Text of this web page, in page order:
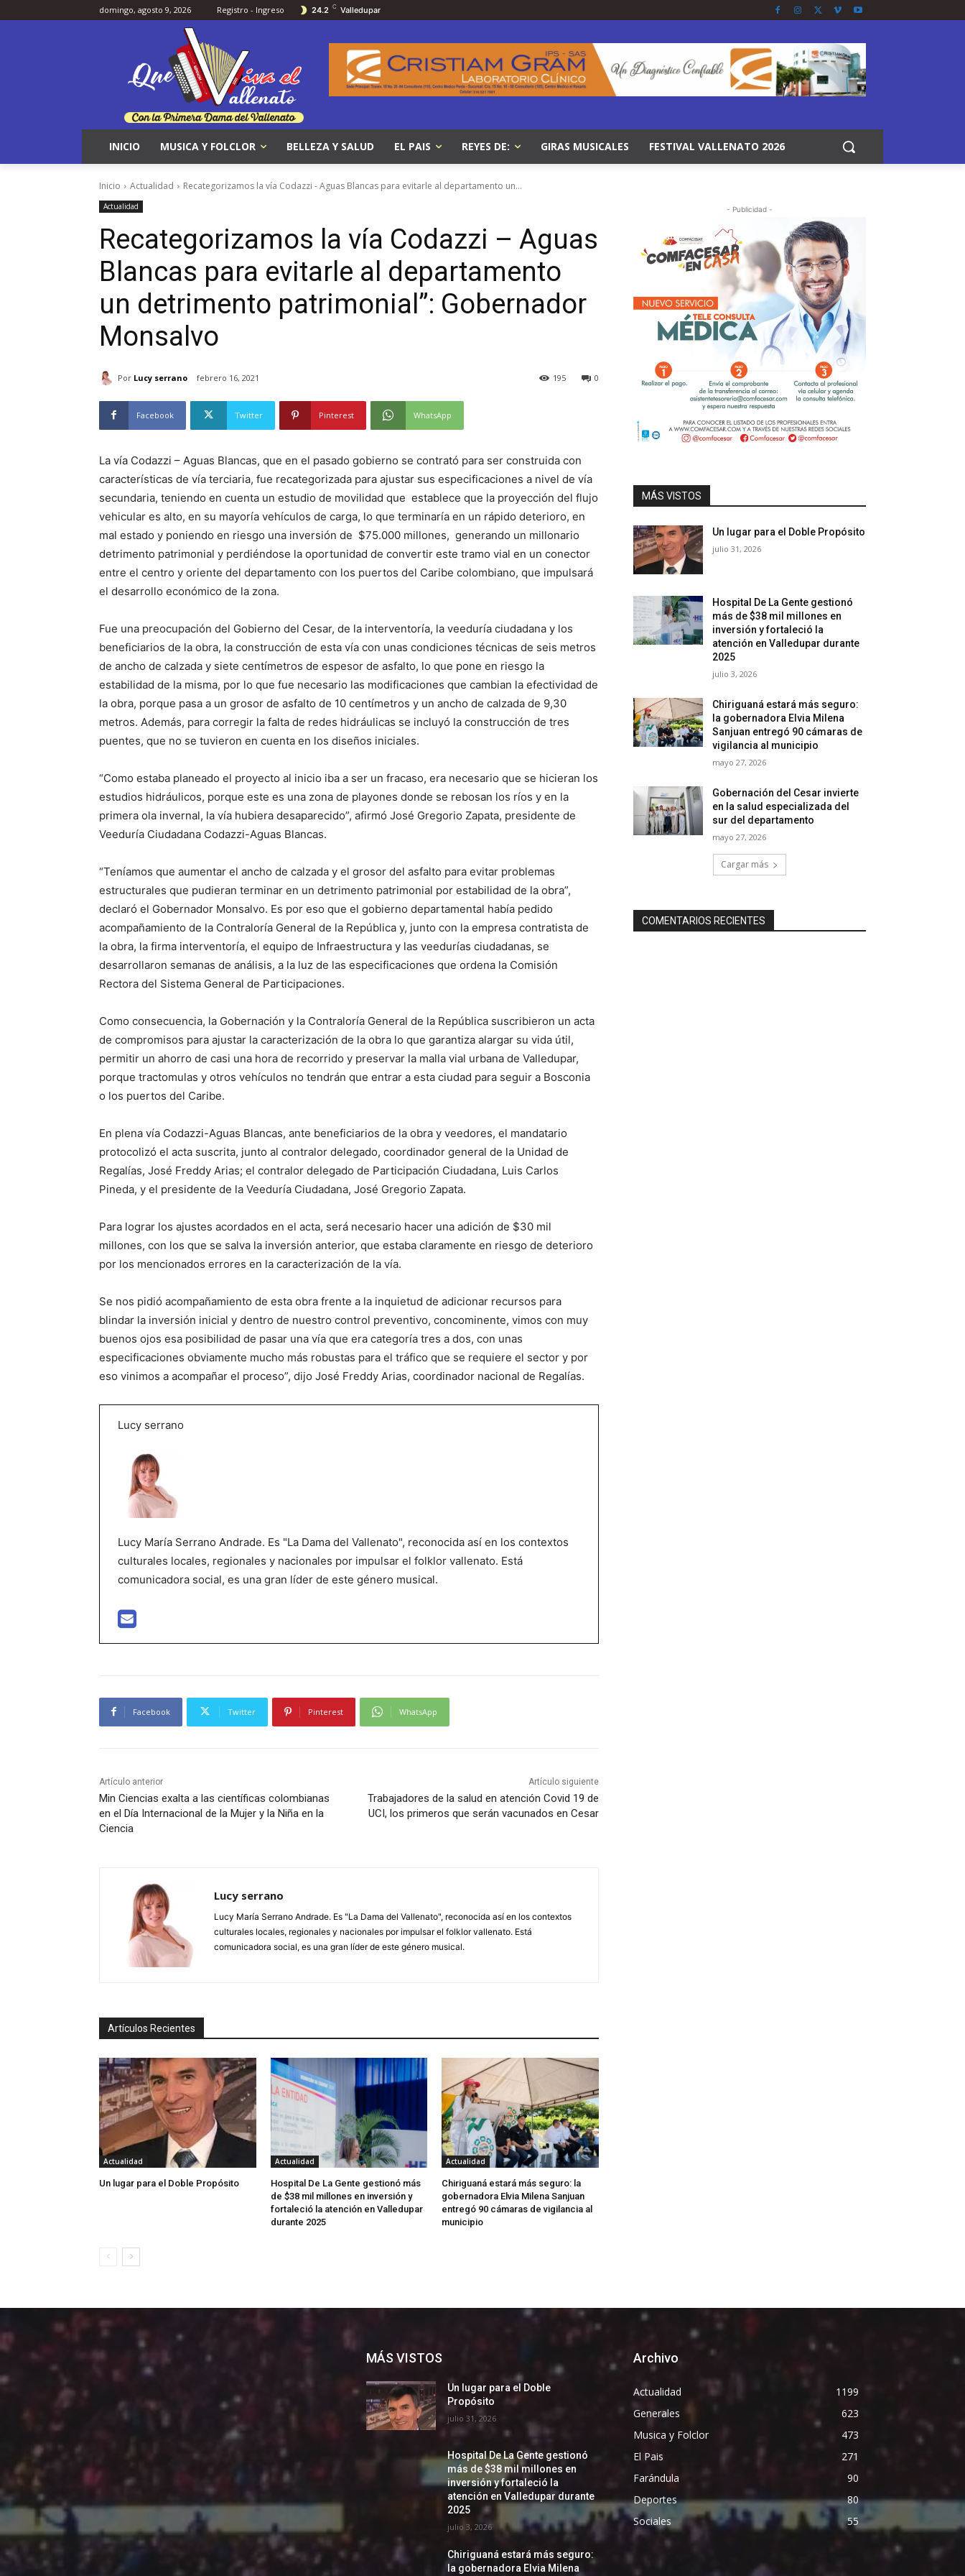
domingo, agosto 9, 2026 Registro - Ingreso 24.2 C Valledupar
INICIO MUSICA Y FOLCLOR BELLEZA Y SALUD EL PAIS REYES DE: GIRAS MUSICALES FESTIVAL VALLENATO 2026
Inicio Actualidad Recategorizamos la vía Codazzi - Aguas Blancas para evitarle al departamento un...
Actualidad
Recategorizamos la vía Codazzi – Aguas
Blancas para evitarle al departamento
un detrimento patrimonial”: Gobernador
Monsalvo
Por Lucy serrano febrero 16, 2021 0
195
Facebook Twitter Pinterest WhatsApp
La vía Codazzi – Aguas Blancas, que en el pasado gobierno se contrató para ser construida con
características de vía terciaria, fue recategorizada para ajustar sus especificaciones a nivel de vía
secundaria, teniendo en cuenta un estudio de movilidad que establece que la proyección del flujo
vehicular es alto, en su mayoría vehículos de carga, lo que terminaría en un rápido deterioro, en
mal estado y poniendo en riesgo una inversión de $75.000 millones, generando un millonario
detrimento patrimonial y perdiéndose la oportunidad de convertir este tramo vial en un conector
entre el centro y oriente del departamento con los puertos del Caribe colombiano, que impulsará
el desarrollo económico de la zona.
Fue una preocupación del Gobierno del Cesar, de la interventoría, la veeduría ciudadana y los
beneficiarios de la obra, la construcción de esta vía con unas condiciones técnicas de seis metros
de ancho de calzada y siete centímetros de espesor de asfalto, lo que pone en riesgo la
estabilidad de la misma, por lo que fue necesario las modificaciones que cambian la efectividad de
la obra, porque pasa a un grosor de asfalto de 10 centímetros y un ancho de calzada de 9,30
metros. Además, para corregir la falta de redes hidráulicas se incluyó la construcción de tres
puentes, que no se tuvieron en cuenta en los diseños iniciales.
“Como estaba planeado el proyecto al inicio iba a ser un fracaso, era necesario que se hicieran los
estudios hidráulicos, porque este es una zona de playones donde se rebosan los ríos y en la
primera ola invernal, la vía hubiera desaparecido”, afirmó José Gregorio Zapata, presidente de
Veeduría Ciudadana Codazzi-Aguas Blancas.
“Teníamos que aumentar el ancho de calzada y el grosor del asfalto para evitar problemas
estructurales que pudieran terminar en un detrimento patrimonial por estabilidad de la obra”,
declaró el Gobernador Monsalvo. Es por eso que el gobierno departamental había pedido
acompañamiento de la Contraloría General de la República y, junto con la empresa contratista de
la obra, la firma interventoría, el equipo de Infraestructura y las veedurías ciudadanas, se
desarrollaron semanas de análisis, a la luz de las especificaciones que ordena la Comisión
Rectora del Sistema General de Participaciones.
Como consecuencia, la Gobernación y la Contraloría General de la República suscribieron un acta
de compromisos para ajustar la caracterización de la obra lo que garantiza alargar su vida útil,
permitir un ahorro de casi una hora de recorrido y preservar la malla vial urbana de Valledupar,
porque tractomulas y otros vehículos no tendrán que entrar a esta ciudad para seguir a Bosconia
o los puertos del Caribe.
En plena vía Codazzi-Aguas Blancas, ante beneficiarios de la obra y veedores, el mandatario
protocolizó el acta suscrita, junto al contralor delegado, coordinador general de la Unidad de
Regalías, José Freddy Arias; el contralor delegado de Participación Ciudadana, Luis Carlos
Pineda, y el presidente de la Veeduría Ciudadana, José Gregorio Zapata.
Para lograr los ajustes acordados en el acta, será necesario hacer una adición de $30 mil
millones, con los que se salva la inversión anterior, que estaba claramente en riesgo de deterioro
por los mencionados errores en la caracterización de la vía.
Se nos pidió acompañamiento de esta obra frente a la inquietud de adicionar recursos para
blindar la inversión inicial y dentro de nuestro control preventivo, concominente, vimos con muy
buenos ojos esa posibilidad de pasar una vía que era categoría tres a dos, con unas
especificaciones obviamente mucho más robustas para el tráfico que se requiere el sector y por
eso vinimos a acompañar el proceso”, dijo José Freddy Arias, coordinador nacional de Regalías.
Lucy serrano
Lucy María Serrano Andrade. Es "La Dama del Vallenato", reconocida así en los contextos
culturales locales, regionales y nacionales por impulsar el folklor vallenato. Está
comunicadora social, es una gran líder de este género musical.
Facebook Twitter Pinterest WhatsApp
Artículo anterior
Min Ciencias exalta a las científicas colombianas
en el Día Internacional de la Mujer y la Niña en la
Ciencia
Artículo siguiente
Trabajadores de la salud en atención Covid 19 de
UCI, los primeros que serán vacunados en Cesar
Lucy serrano
Lucy María Serrano Andrade. Es "La Dama del Vallenato", reconocida así en los contextos
culturales locales, regionales y nacionales por impulsar el folklor vallenato. Está
comunicadora social, es una gran líder de este género musical.
Artículos Recientes
Actualidad
Un lugar para el Doble Propósito
Actualidad
Hospital De La Gente gestionó más
de $38 mil millones en inversión y
fortaleció la atención en Valledupar
durante 2025
Actualidad
Chiriguaná estará más seguro: la
gobernadora Elvia Milena Sanjuan
entregó 90 cámaras de vigilancia al
municipio
- Publicidad -
MÁS VISTOS
Un lugar para el Doble Propósito
julio 31, 2026
Hospital De La Gente gestionó
más de $38 mil millones en
inversión y fortaleció la
atención en Valledupar durante
2025
julio 3, 2026
Chiriguaná estará más seguro:
la gobernadora Elvia Milena
Sanjuan entregó 90 cámaras de
vigilancia al municipio
mayo 27, 2026
Gobernación del Cesar invierte
en la salud especializada del
sur del departamento
mayo 27, 2026
Cargar más
COMENTARIOS RECIENTES
MÁS VISTOS
Un lugar para el Doble
Propósito
julio 31, 2026
Hospital De La Gente gestionó
más de $38 mil millones en
inversión y fortaleció la
atención en Valledupar durante
2025
julio 3, 2026
Chiriguaná estará más seguro:
la gobernadora Elvia Milena
Archivo
Actualidad
1199
Generales
623
Musica y Folclor
473
El Pais
271
Farándula
90
Deportes
80
Sociales
55